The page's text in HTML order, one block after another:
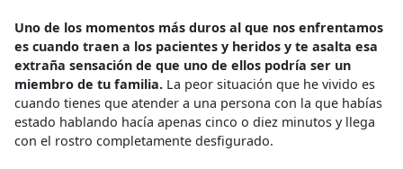
Uno de los momentos más duros al que nos enfrentamos
es cuando traen a los pacientes y heridos y te asalta esa
extraña sensación de que uno de ellos podría ser un
miembro de tu familia. La peor situación que he vivido es
cuando tienes que atender a una persona con la que habías
estado hablando hacía apenas cinco o diez minutos y llega
con el rostro completamente desfigurado.